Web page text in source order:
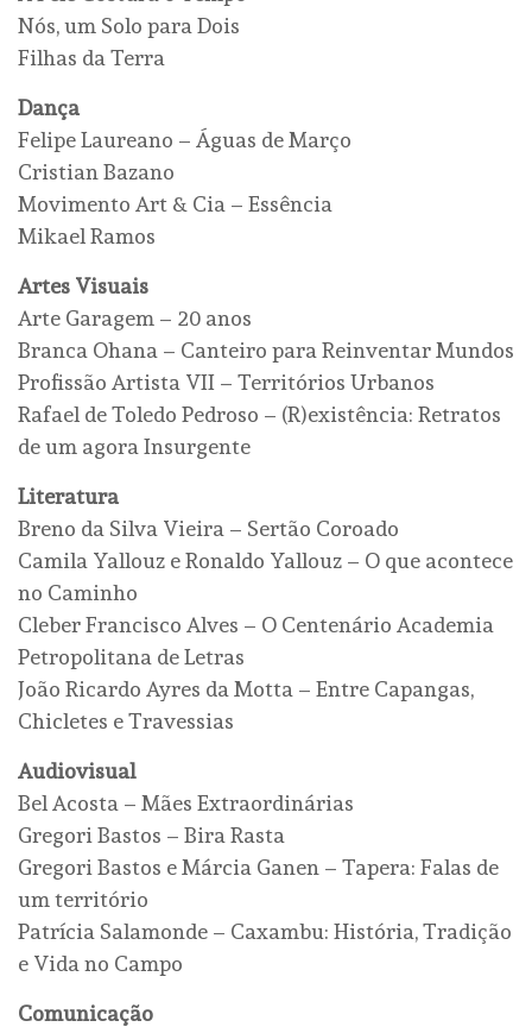
Nós, um Solo para Dois
Filhas da Terra
Dança
Felipe Laureano – Águas de Março
Cristian Bazano
Movimento Art & Cia – Essência
Mikael Ramos
Artes Visuais
Arte Garagem – 20 anos
Branca Ohana – Canteiro para Reinventar Mundos
Profissão Artista VII – Territórios Urbanos
Rafael de Toledo Pedroso – (R)existência: Retratos
de um agora Insurgente
Literatura
Breno da Silva Vieira – Sertão Coroado
Camila Yallouz e Ronaldo Yallouz – O que acontece
no Caminho
Cleber Francisco Alves – O Centenário Academia
Petropolitana de Letras
João Ricardo Ayres da Motta – Entre Capangas,
Chicletes e Travessias
Audiovisual
Bel Acosta – Mães Extraordinárias
Gregori Bastos – Bira Rasta
Gregori Bastos e Márcia Ganen – Tapera: Falas de
um território
Patrícia Salamonde – Caxambu: História, Tradição
e Vida no Campo
Comunicação